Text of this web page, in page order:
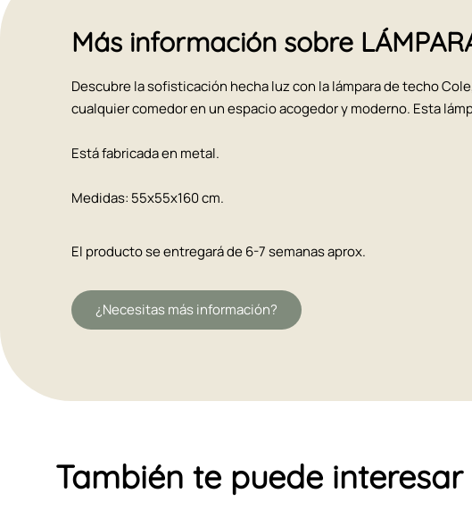
Más información sobre
Descubre la sofisticación hecha luz con la lámpara de techo
cualquier comedor en un espacio acogedor y moderno. Esta
Está fabricada en metal.
Medidas: 55x55x160 cm.
El producto se entregará de 6-7 semanas aprox.
¿Necesitas más información?
También te puede interesar